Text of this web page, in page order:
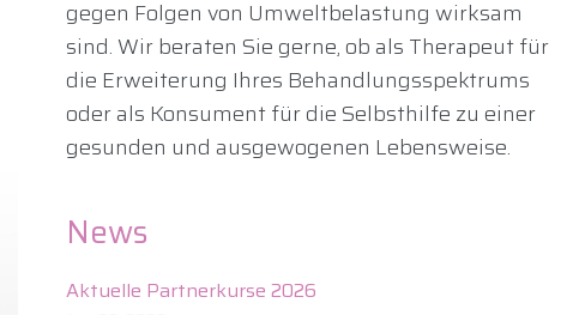
gegen Folgen von Umweltbelastung wirksam
sind. Wir beraten Sie gerne, ob als Therapeut für
die Erweiterung Ihres Behandlungsspektrums
oder als Konsument für die Selbsthilfe zu einer
gesunden und ausgewogenen Lebensweise.
News
Aktuelle Partnerkurse 2026